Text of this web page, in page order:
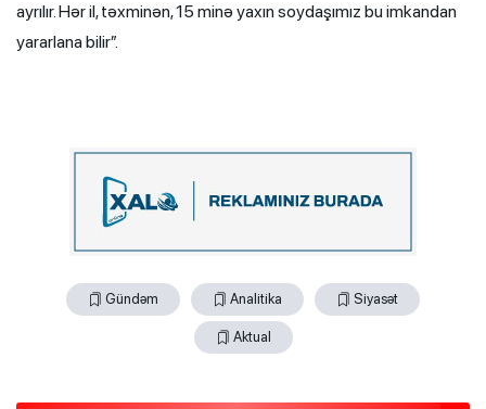
ayrılır. Hər il, təxminən, 15 minə yaxın soydaşımız bu imkandan
yararlana bilir”.
Gündəm Analitika Siyasət
Aktual